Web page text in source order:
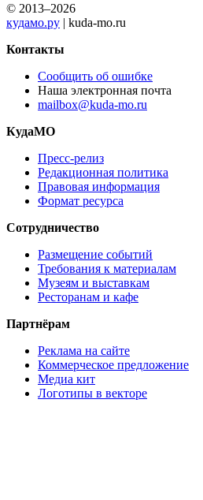
© 2013–2026
кудамо.ру | kuda-mo.ru
Контакты
Сообщить об ошибке
Наша электронная почта
mailbox@kuda-mo.ru
КудаМО
Пресс-релиз
Редакционная политика
Правовая информация
Формат ресурса
Сотрудничество
Размещение событий
Требования к материалам
Музеям и выставкам
Ресторанам и кафе
Партнёрам
Реклама на сайте
Коммерческое предложение
Медиа кит
Логотипы в векторе